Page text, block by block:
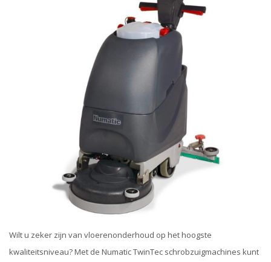
Wilt u zeker zijn van vloerenonderhoud op het hoogste
kwaliteitsniveau? Met de Numatic TwinTec schrobzuigmachines kunt